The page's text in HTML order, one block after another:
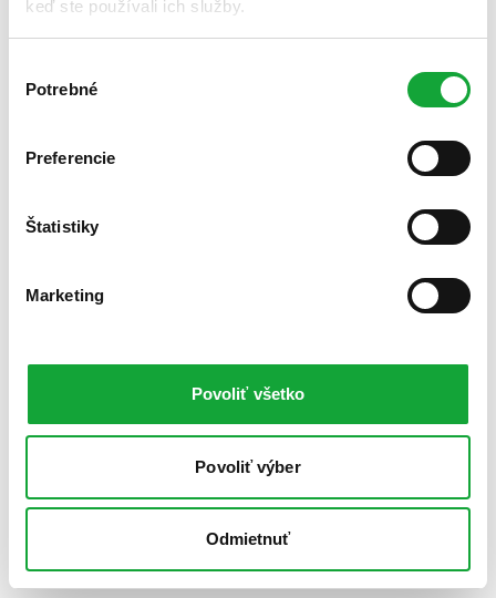
keď ste používali ich služby.
súhlasu
Potrebné
Preferencie
Štatistiky
Marketing
Povoliť všetko
Povoliť výber
Odmietnuť